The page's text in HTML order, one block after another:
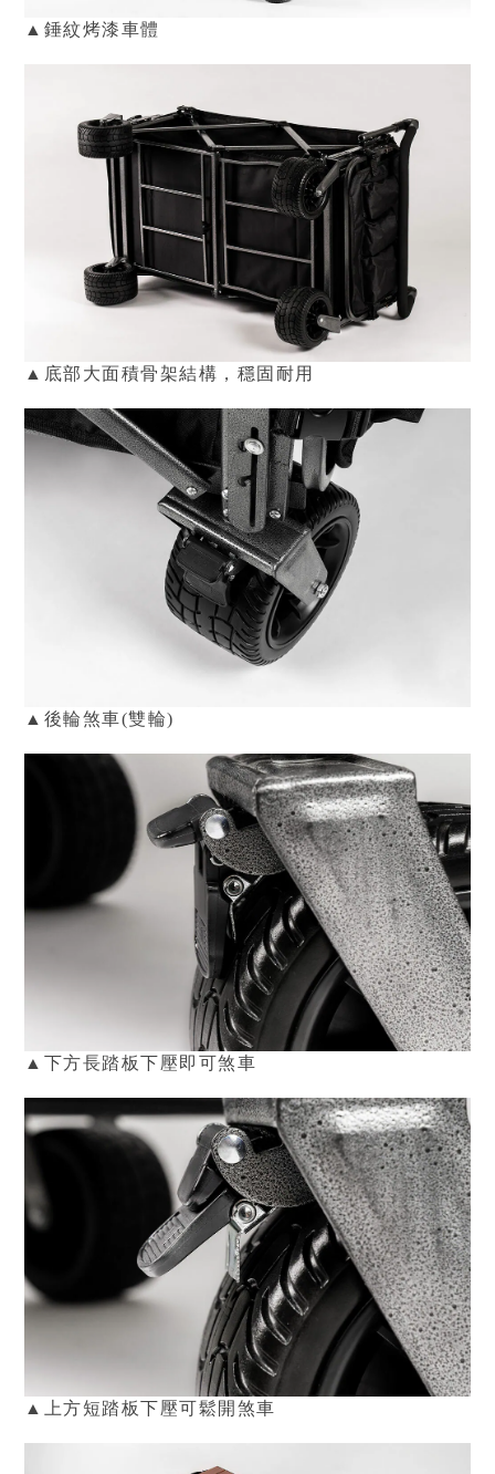
▲錘紋烤漆車體
▲ 底部大面積骨架結構，穩固耐用
▲後輪煞車(雙輪)
▲下方長踏板下壓即可煞車
▲ 上方短踏板下壓可鬆開 煞車